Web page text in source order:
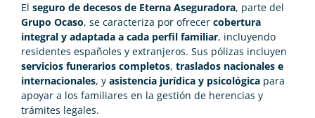
El seguro de decesos de Eterna Aseguradora, parte del
Grupo Ocaso, se caracteriza por ofrecer cobertura
integral y adaptada a cada perfil familiar, incluyendo
residentes españoles y extranjeros. Sus pólizas incluyen
servicios funerarios completos, traslados nacionales e
internacionales, y asistencia jurídica y psicológica para
apoyar a los familiares en la gestión de herencias y
trámites legales.